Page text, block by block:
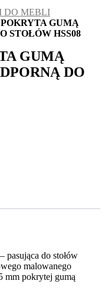
DO MEBLI
GUMĄ
STOŁÓW HSS08
GUMĄ
DO
– pasująca do stołów
malowanego
mm pokrytej gumą